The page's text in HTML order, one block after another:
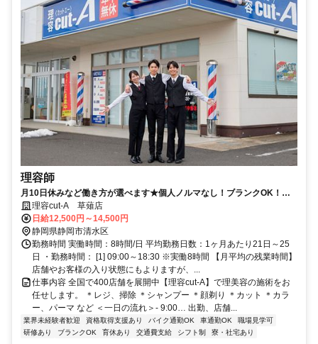
理容師
月10日休みなど働き方が選べます★個人ノルマなし！ブランクOK！給
与もスキルもアップできる環境が◎収入重視 or プライベート重視などお
好みの働き方を教えて下さいね♪
理容cut-A 草薙店
日給12,500円～14,500円
静岡県静岡市清水区
勤務時間 実働時間：8時間/日 平均勤務日数：1ヶ月あたり21日～25
日 ・勤務時間： [1] 09:00～18:30 ※実働8時間 【月平均の残業時間】
店舗やお客様の入り状態にもよりますが、...
仕事内容 全国で400店舗を展開中【理容cut-A】で理美容の施術をお
任せします。 ＊レジ、掃除 ＊シャンプー ＊顔剃り ＊カット ＊カラ
ー、パーマ など ＜一日の流れ＞- 9:00… 出勤、店舗...
業界未経験者歓迎 資格取得支援あり バイク通勤OK 車通勤OK
職場見学可
研修あり
ブランクOK 育休あり 交通費支給 シフト制 寮・社宅あり